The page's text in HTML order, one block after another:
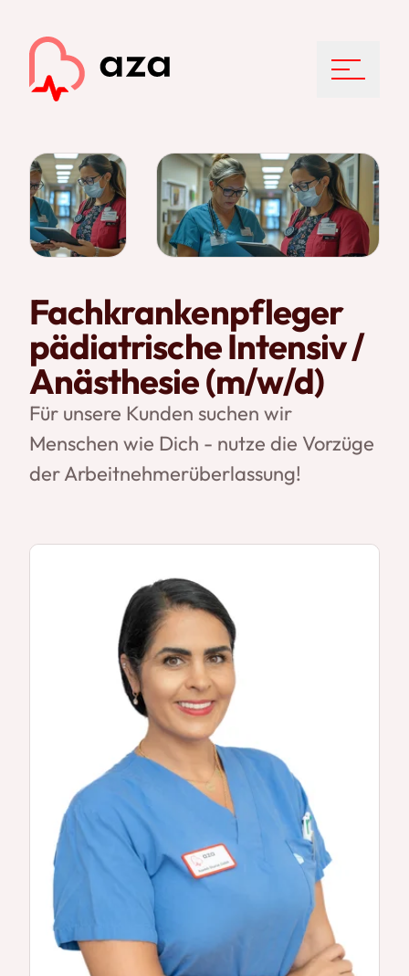
Menu
Fachkrankenpfleger
pädiatrische Intensiv /
Anästhesie (m/w/d)
Für unsere Kunden suchen wir
Menschen wie Dich - nutze die Vorzüge
der Arbeitnehmerüberlassung!